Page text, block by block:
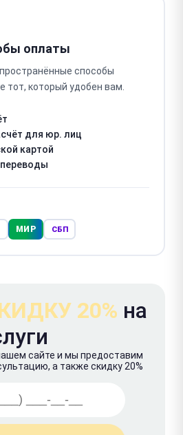
оплаты
способы
тот, который удобен вам.
для юр. лиц
картой
МИР СБП
20% на
сайте и мы предоставим
а также скидку 20%